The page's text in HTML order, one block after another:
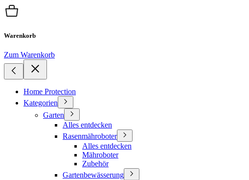
Warenkorb
Zum Warenkorb
Home Protection
Kategorien
Garten
Alles entdecken
Rasenmähroboter
Alles entdecken
Mähroboter
Zubehör
Gartenbewässerung